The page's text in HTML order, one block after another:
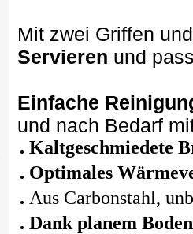
Mit zwei Griffen
Servieren und
Einfache
und nach Bedarf
Kaltgeschmiedete
Optimales
Aus Carbonstahl,
Dank planem